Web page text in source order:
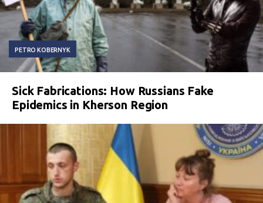
PETRO KOBERNYK
Sick Fabrications: How Russians Fake
Epidemics in Kherson Region